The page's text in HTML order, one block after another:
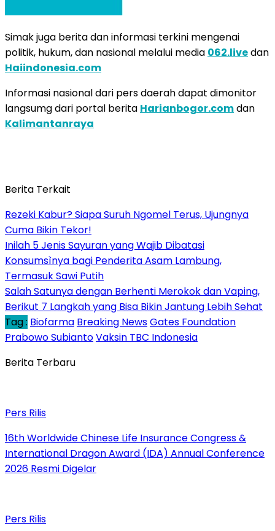
Simak juga berita dan informasi terkini mengenai
politik, hukum, dan nasional melalui media 062.livedan
Haiindonesia.com
Informasi nasional dari pers daerah dapat dimonitor
langsumg dari portal berita Harianbogor.comdan
Kalimantanraya
Berita Terkait
Rezeki Kabur? Siapa Suruh Ngomel Terus, Ujungnya
Cuma Bikin Tekor!
Inilah 5 Jenis Sayuran yang Wajib Dibatasi
Konsumsìnya bagi Penderita Asam Lambung,
Termasuk Sawi Putih
Salah Satunya dengan Berhenti Merokok dan Vaping,
Berikut 7 Langkah yang Bisa Bikin Jantung Lebih Sehat
Tag : Biofarma Breaking NewsGates Foundation
Prabowo SubiantoVaksin TBC Indonesia
Berita Terbaru
Pers Rilis
16th Worldwide Chinese Life Insurance Congress &
International Dragon Award (IDA) Annual Conference
2026 Resmi Digelar
Pers Rilis